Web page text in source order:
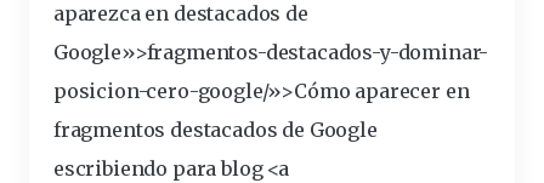
aparezca en destacados de
Google»>fragmentos-destacados-y-dominar-
posicion-cero-google/»>Cómo aparecer en
fragmentos destacados de Google
escribiendo para blog <a